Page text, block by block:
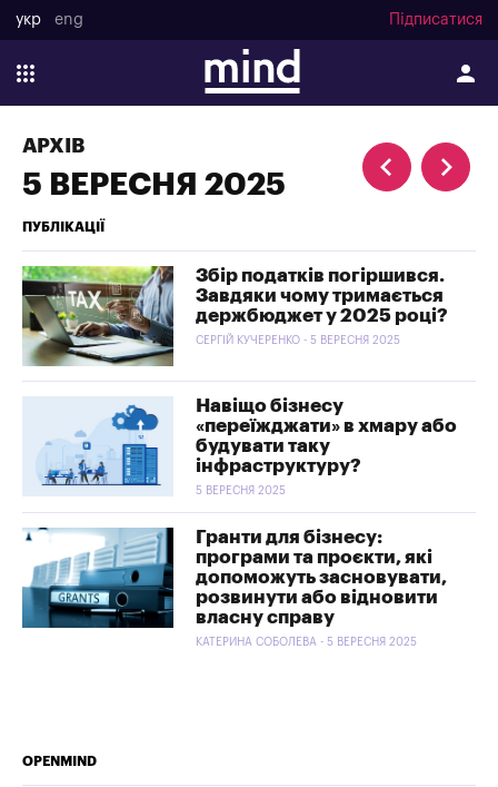
укр eng Підписатися
АРХІВ
5 ВЕРЕСНЯ 2025
ПУБЛІКАЦІЇ
Збір податків погіршився.
Завдяки чому тримається
держбюджет у 2025 році?
СЕРГІЙ КУЧЕРЕНКО - 5 ВЕРЕСНЯ 2025
Навіщо бізнесу
«переїжджати» в хмару або
будувати таку
інфраструктуру?
5 ВЕРЕСНЯ 2025
Гранти для бізнесу:
програми та проєкти, які
допоможуть засновувати,
розвинути або відновити
власну справу
КАТЕРИНА СОБОЛЕВА - 5 ВЕРЕСНЯ 2025
OPENMIND